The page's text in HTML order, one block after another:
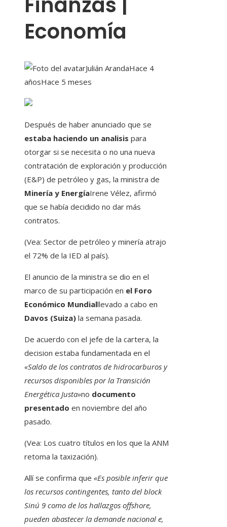
Economía
Julián ArandaHace 4
añosHace 5 meses
Después de haber anunciado que se
estaba haciendo un analisis para
otorgar si se necesita o no una nueva
contratación de exploración y producción
(E&P) de petróleo y gas, la ministra de
Minería y EnergíaIrene Vélez, afirmó
que se había decidido no dar más
contratos.
(Vea: Sector de petróleo y minería atrajo
el 72% de la IED al país).
El anuncio de la ministra se dio en el
marco de su participación en el Foro
Económico Mundialllevado a cabo en
Davos (Suiza) la semana pasada.
De acuerdo con el jefe de la cartera, la
decision estaba fundamentada en el
«Saldo de los contratos de hidrocarburos y
recursos disponibles por la Transición
Energética Justa»no documento
presentado en noviembre del año
pasado.
(Vea: Los cuatro títulos en los que la ANM
retoma la taxización).
Allí se confirma que «Es posible inferir que
los recursos contingentes, tanto del block
Sinú 9 como de los hallazgos offshore,
pueden abastecer la demande nacional e,